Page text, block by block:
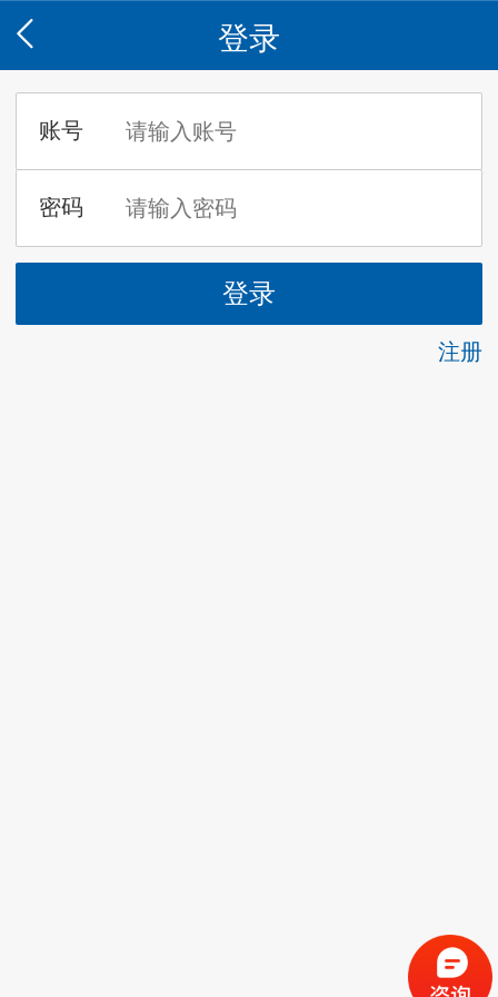
登录
注册